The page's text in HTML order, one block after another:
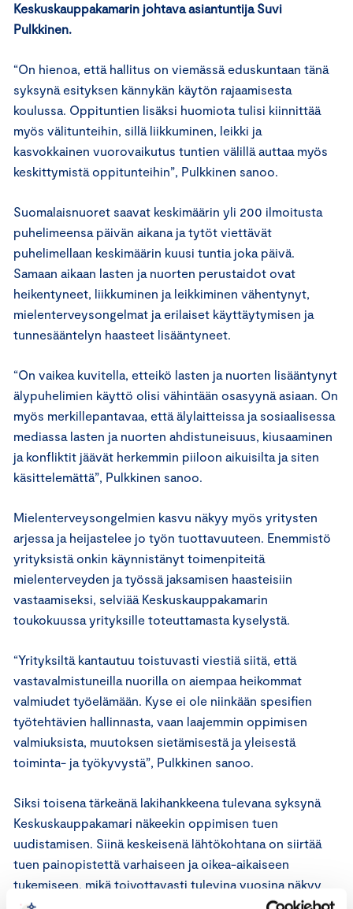
Keskuskauppakamarin johtava asiantuntija Suvi
Pulkkinen.
“On hienoa, että hallitus on viemässä eduskuntaan tänä
syksynä esityksen kännykän käytön rajaamisesta
koulussa. Oppituntien lisäksi huomiota tulisi kiinnittää
myös välitunteihin, sillä liikkuminen, leikki ja
kasvokkainen vuorovaikutus tuntien välillä auttaa myös
keskittymistä oppitunteihin”, Pulkkinen sanoo.
Suomalaisnuoret saavat keskimäärin yli 200 ilmoitusta
puhelimeensa päivän aikana ja tytöt viettävät
puhelimellaan keskimäärin kuusi tuntia joka päivä.
Samaan aikaan lasten ja nuorten perustaidot ovat
heikentyneet, liikkuminen ja leikkiminen vähentynyt,
mielenterveysongelmat ja erilaiset käyttäytymisen ja
tunnesääntelyn haasteet lisääntyneet.
“On vaikea kuvitella, etteikö lasten ja nuorten lisääntynyt
älypuhelimien käyttö olisi vähintään osasyynä asiaan. On
myös merkillepantavaa, että älylaitteissa ja sosiaalisessa
mediassa lasten ja nuorten ahdistuneisuus, kiusaaminen
ja konfliktit jäävät herkemmin piiloon aikuisilta ja siten
käsittelemättä”, Pulkkinen sanoo.
Mielenterveysongelmien kasvu näkyy myös yritysten
arjessa ja heijastelee jo työn tuottavuuteen. Enemmistö
yrityksistä onkin käynnistänyt toimenpiteitä
mielenterveyden ja työssä jaksamisen haasteisiin
vastaamiseksi, selviää Keskuskauppakamarin
toukokuussa yrityksille toteuttamasta kyselystä.
“Yrityksiltä kantautuu toistuvasti viestiä siitä, että
vastavalmistuneilla nuorilla on aiempaa heikommat
valmiudet työelämään. Kyse ei ole niinkään spesifien
työtehtävien hallinnasta, vaan laajemmin oppimisen
valmiuksista, muutoksen sietämisestä ja yleisestä
toiminta- ja työkyvystä”, Pulkkinen sanoo.
Siksi toisena tärkeänä lakihankkeena tulevana syksynä
Keskuskauppakamari näkeekin oppimisen tuen
uudistamisen. Siinä keskeisenä lähtökohtana on siirtää
tuen painopistettä varhaiseen ja oikea-aikaiseen
tukemiseen, mikä toivottavasti tulevina vuosina näkyy
myös parantuneena työkykynä ja –jaksamisena.